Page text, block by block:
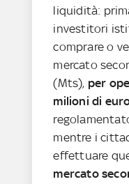
liquidità:
investitori
comprare o
mercato
(Mts), per
milioni di
mentre i
effettuare
mercato